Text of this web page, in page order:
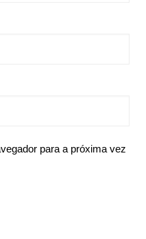
para a próxima vez